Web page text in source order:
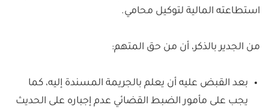
استطاعته المالية لتوكيل محامي.
من الجدير بالذكر، أن من حق المتهم:
بعد القبض عليه أن يعلم بالجريمة المسندة إليه، كما
يجب على مأمور الضبط القضائي عدم إجباره على الحديث